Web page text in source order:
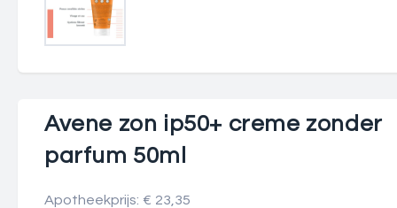
Avene zon ip50+ creme zonder
parfum 50ml
Apotheekprijs: € 23,35